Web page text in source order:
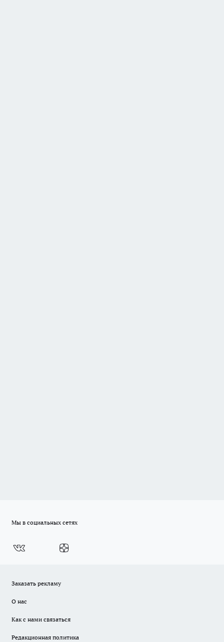
Мы в социальных сетях
Заказать рекламу
О нас
Как с нами связаться
Редакционная политика